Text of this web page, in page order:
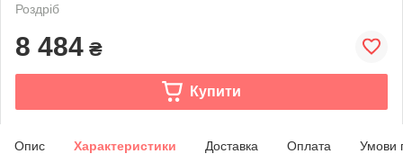
Роздріб
8 484 ₴
Купити
Опис Характеристики Доставка Оплата Умови